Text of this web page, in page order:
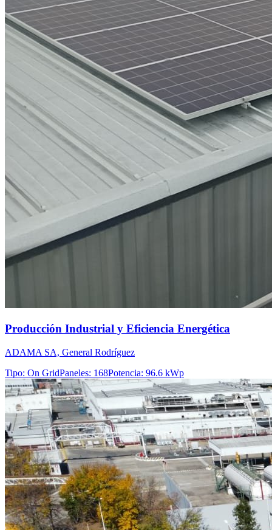
Producción Industrial y Eficiencia Energética
ADAMA SA, General Rodríguez
Tipo: On GridPaneles: 168Potencia: 96.6 kWp